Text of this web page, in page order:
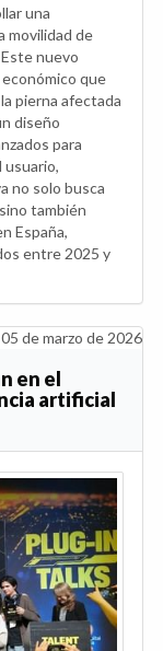
una
movilidad de
nuevo
que
pierna afectada
diseño
para
usuario,
no solo busca
también
España,
entre 2025 y
de marzo de 2026
en el
artificial